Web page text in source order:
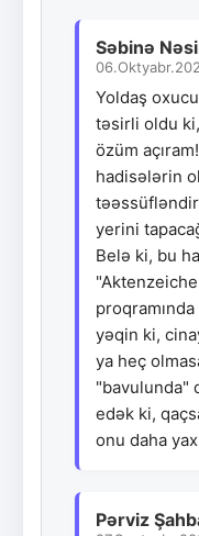
Səbinə
Yoldaş
təsirli oldu
özüm
hadisələrin
yerini
Belə ki, bu
yəqin ki,
ya heç
"bavulunda"
edək ki,
onu daha
Pərviz